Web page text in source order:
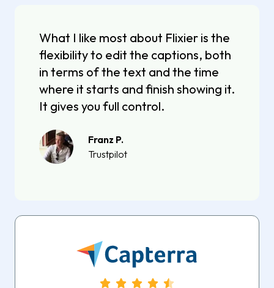
What I like most about Flixier is the
flexibility to edit the captions, both
in terms of the text and the time
where it starts and finish showing it.
It gives you full control.
Franz P.
Trustpilot